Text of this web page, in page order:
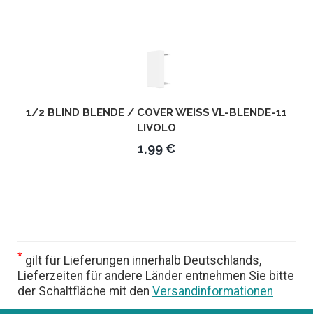
1/2 BLIND BLENDE / COVER WEISS VL-BLENDE-11 L
IVOLO
1,99 €
* gilt für Lieferungen innerhalb Deutschlands,
Lieferzeiten für andere Länder entnehmen Sie bitte
der Schaltfläche mit den Versandinformationen